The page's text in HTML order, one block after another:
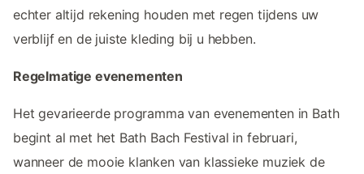
echter altijd rekening houden met regen tijdens uw
verblijf en de juiste kleding bij u hebben.
Regelmatige evenementen
Het gevarieerde programma van evenementen in Bath
begint al met het Bath Bach Festival in februari,
wanneer de mooie klanken van klassieke muziek de